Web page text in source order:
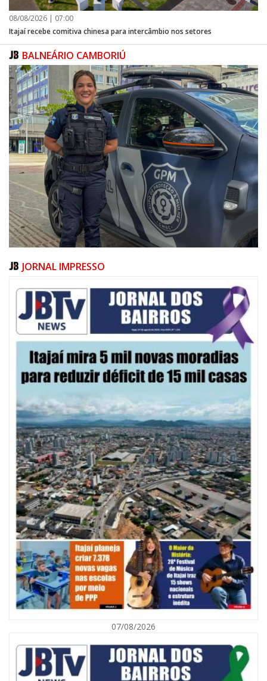
08/08/2026 | 07:00
Itajaí recebe comitiva chinesa para intercâmbio nos setores
BALNEÁRIO CAMBORIÚ
08/08/2026 | 07:00
20 anos da Lei Maria da Penha: mais de 400 mulheres vítimas de violência
doméstica são acompanhadas pela Guarda Municipal
BALNEÁRIO CAMBORIÚ
Defesa Civil orienta população sobre descarte correto de lixo para
prevenir alagamentos
JORNAL IMPRESSO
07/08/2026